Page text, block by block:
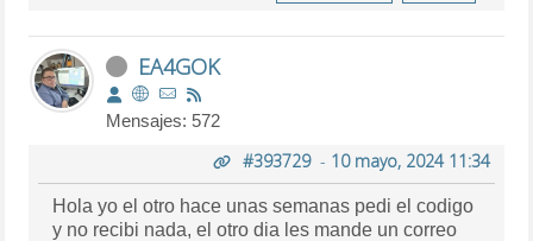
EA4GOK
Mensajes: 572
#393729- 10 mayo, 2024 11:34
Hola yo el otro hace unas semanas pedi el codigo
y no recibi nada, el otro dia les mande un correo